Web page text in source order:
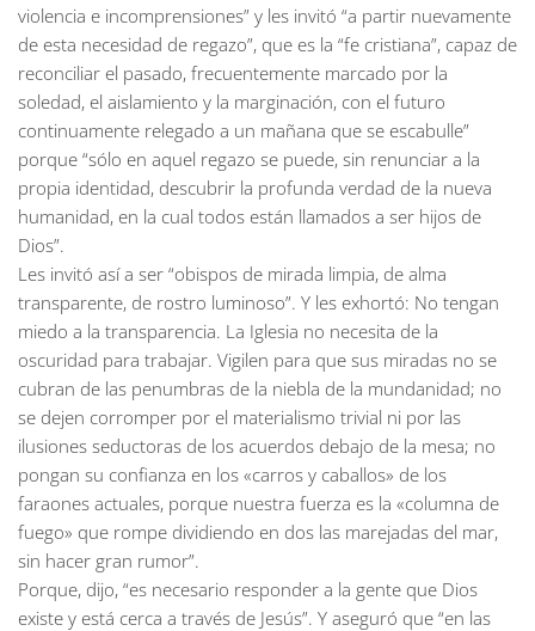
violencia e incomprensiones” y les invitó “a partir nuevamente
de esta necesidad de regazo”, que es la “fe cristiana”, capaz de
reconciliar el pasado, frecuentemente marcado por la
soledad, el aislamiento y la marginación, con el futuro
continuamente relegado a un mañana que se escabulle”
porque “sólo en aquel regazo se puede, sin renunciar a la
propia identidad, descubrir la profunda verdad de la nueva
humanidad, en la cual todos están llamados a ser hijos de
Dios”.
Les invitó así a ser “obispos de mirada limpia, de alma
transparente, de rostro luminoso”. Y les exhortó: No tengan
miedo a la transparencia. La Iglesia no necesita de la
oscuridad para trabajar. Vigilen para que sus miradas no se
cubran de las penumbras de la niebla de la mundanidad; no
se dejen corromper por el materialismo trivial ni por las
ilusiones seductoras de los acuerdos debajo de la mesa; no
pongan su confianza en los «carros y caballos» de los
faraones actuales, porque nuestra fuerza es la «columna de
fuego» que rompe dividiendo en dos las marejadas del mar,
sin hacer gran rumor”.
Porque, dijo, “es necesario responder a la gente que Dios
existe y está cerca a través de Jesús”. Y aseguró que “en las